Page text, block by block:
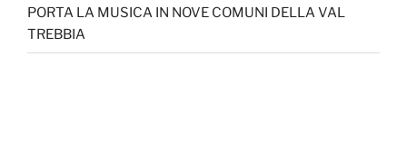
PORTA LA MUSICA IN NOVE COMUNI DELLA VAL
TREBBIA